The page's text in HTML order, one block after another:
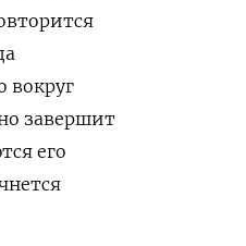
вокруг
завершит
его